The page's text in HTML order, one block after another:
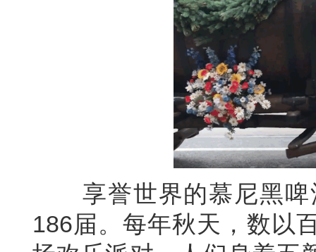
享誉世界的慕尼黑啤
186届。每年秋天，数以